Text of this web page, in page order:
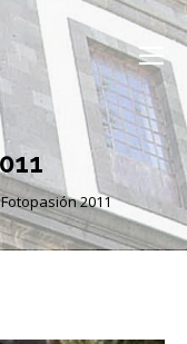
Fotopasión 2011